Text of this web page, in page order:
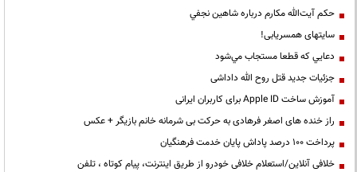
حكم آيت‌الله مكارم درباره شاهين نجفي
سایتهای همسریابی!
دعايي كه قطعا مستجاب مي‌شود
جزئیات جدید قتل روح الله داداشی
آموزش ساخت Apple ID برای کاربران ایرانی
راز خنده های اصغر فرهادی به حرکت بی شرمانه خانم بازیگر + عکس
پرداخت ۱۰۰ درصد پاداش پایان خدمت فرهنگیان
خلافی آنلاین/استعلام خلافی خودرو از طریق اینترنت، پیام کوتاه ، تلفن